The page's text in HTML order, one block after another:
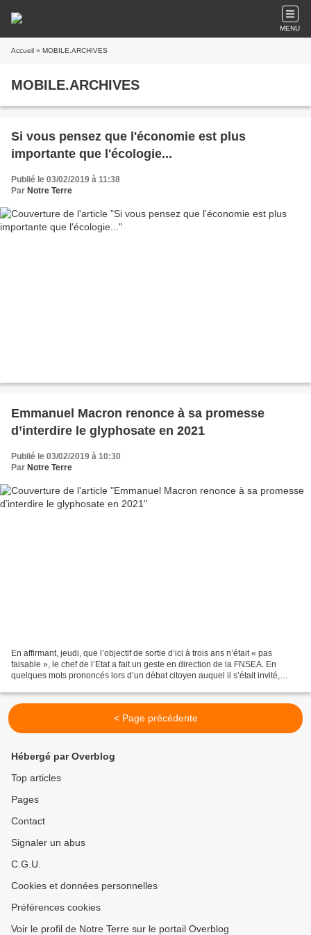
MENU
Accueil » MOBILE.ARCHIVES
MOBILE.ARCHIVES
Si vous pensez que l'économie est plus
importante que l'écologie...
Publié le 03/02/2019 à 11:38
Par Notre Terre
Emmanuel Macron renonce à sa promesse
d’interdire le glyphosate en 2021
Publié le 03/02/2019 à 10:30
Par Notre Terre
En affirmant, jeudi, que l’objectif de sortie d’ici à trois ans n’était « pas
faisable », le chef de l’Etat a fait un geste en direction de la FNSEA. En
quelques mots prononcés lors d’un débat citoyen auquel il s’était invité,
< Page précédente
Hébergé par Overblog
Top articles
Pages
Contact
Signaler un abus
C.G.U.
Cookies et données personnelles
Préférences cookies
Voir le profil de Notre Terre sur le portail Overblog